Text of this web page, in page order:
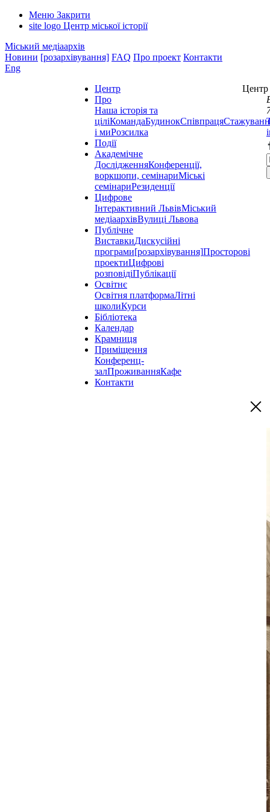
Меню Закрити
site logo Центр міської історії
Міський медіаархів
Новини [розархівування] FAQ Про проект Контакти
Eng
Центр
Про
Наша історія та
ціліКомандаБудинокСпівпраця
і миРозсилка
Події
Академічне
ДослідженняКонференції,
воркшопи, семінариМіські
семінариРезиденції
Цифрове
Інтерактивний ЛьвівМіський
медіаархівВулиці Львова
Публічне
ВиставкиДискусійні
програми[розархівування]Просторові
проектиЦифрові
розповідіПублікації
Освітнє
Освітня платформаЛітні
школиКурси
Бібліотека
Календар
Крамниця
Приміщення
Конференц-
залПроживанняКафе
Контакти
Центр